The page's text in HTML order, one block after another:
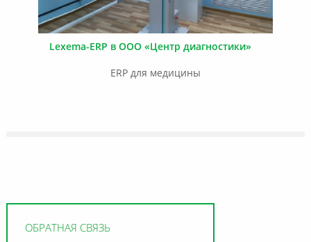
ОБРАТНАЯ СВЯЗЬ
Lexema-ERP в ООО «Центр диагностики»
ERP для медицины